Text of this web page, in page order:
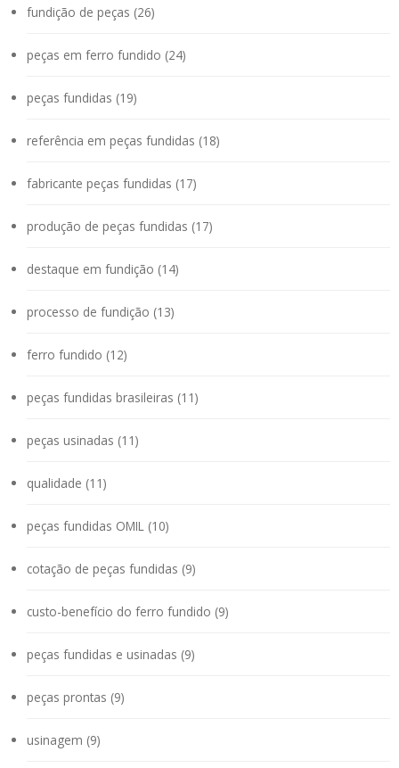
fundição de peças (26)
peças em ferro fundido (24)
peças fundidas (19)
referência em peças fundidas (18)
fabricante peças fundidas (17)
produção de peças fundidas (17)
destaque em fundição (14)
processo de fundição (13)
ferro fundido (12)
peças fundidas brasileiras (11)
peças usinadas (11)
qualidade (11)
peças fundidas OMIL (10)
cotação de peças fundidas (9)
custo-benefício do ferro fundido (9)
peças fundidas e usinadas (9)
peças prontas (9)
usinagem (9)